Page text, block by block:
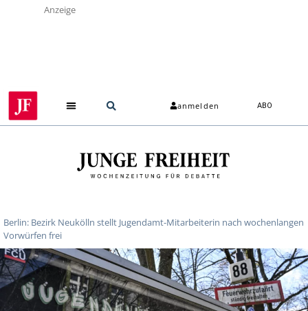
Anzeige
anmelden ABO
Berlin: Bezirk Neukölln stellt Jugendamt-Mitarbeiterin nach wochenlangen
Vorwürfen frei